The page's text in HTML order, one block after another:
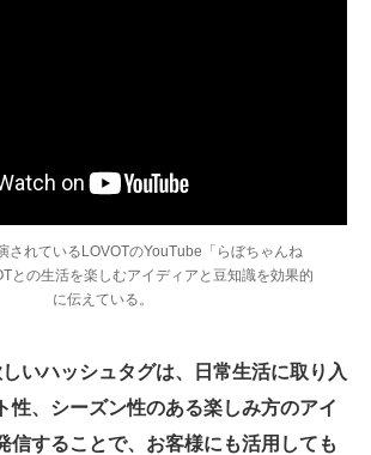
されているLOVOTのYouTube「らぼちゃんね
との生活を楽しむアイディアと豆知識を効果的
に伝えている。
いハッシュタグは、日常生活に取り入
性、シーズン性のある楽しみ方のアイ
信することで、お客様にも活用しても